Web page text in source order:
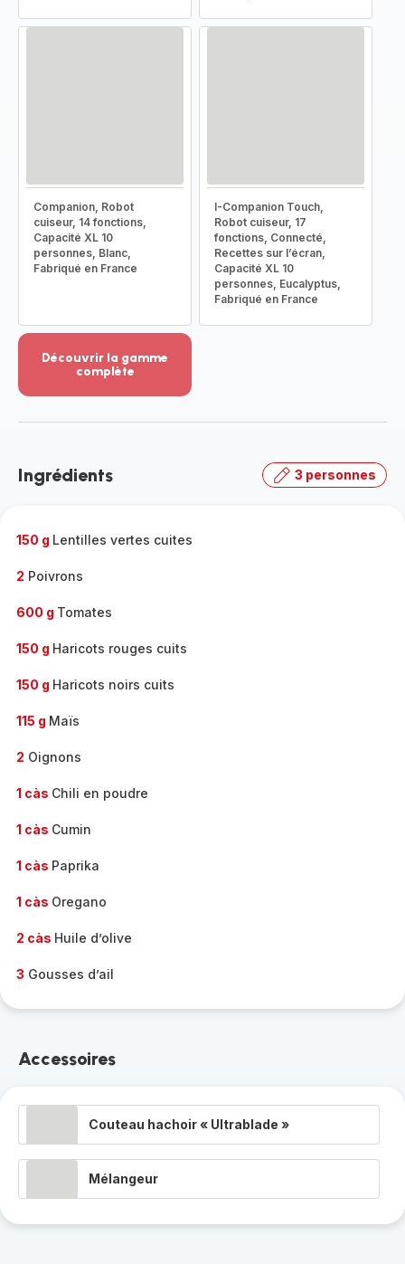
Companion, Robot
cuiseur, 14 fonctions,
Capacité XL 10
personnes, Blanc,
Fabriqué en France
I-Companion Touch,
Robot cuiseur, 17
fonctions, Connecté,
Recettes sur l’écran,
Capacité XL 10
personnes, Eucalyptus,
Fabriqué en France
Découvrir la gamme
complète
-
gamme
Ingrédients 3 personnes
150 g Lentilles vertes cuites
2 Poivrons
600 g Tomates
150 g Haricots rouges cuits
150 g Haricots noirs cuits
115 g Maïs
2 Oignons
1 càs Chili en poudre
1 càs Cumin
1 càs Paprika
1 càs Oregano
2 càs Huile d’olive
3 Gousses d’ail
Accessoires
Couteau hachoir « Ultrablade »
Mélangeur